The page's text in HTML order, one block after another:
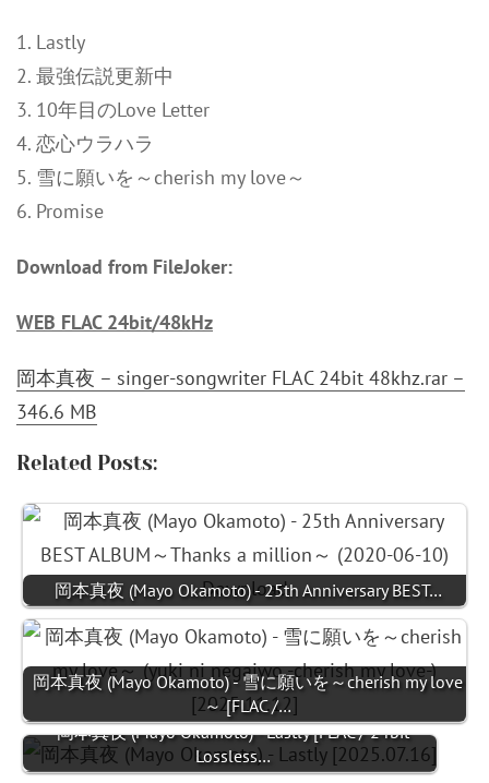
1. Lastly
2. 最強伝説更新中
3. 10年目のLove Letter
4. 恋心ウラハラ
5. 雪に願いを～cherish my love～
6. Promise
Download from FileJoker:
WEB FLAC 24bit/48kHz
岡本真夜 – singer-songwriter FLAC 24bit 48khz.rar –
346.6 MB
Related Posts:
岡本真夜 (Mayo Okamoto) - 25th Anniversary BEST…
岡本真夜 (Mayo Okamoto) - 雪に願いを～cherish my love
～ [FLAC /…
岡本真夜 (Mayo Okamoto) - Lastly [FLAC / 24bit
Lossless…